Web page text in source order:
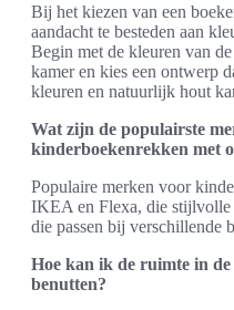
Bij het kiezen van een
aandacht te besteden aan
Begin met de kleuren van
kamer en kies een ontwerp
kleuren en natuurlijk hout
Wat zijn de populairste
kinderboekenrekken met
Populaire merken voor
IKEA en Flexa, die stijlvolle
die passen bij verschillende
Hoe kan ik de ruimte in
benutten?